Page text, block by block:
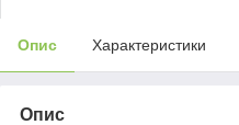
Опис Характеристики
Опис